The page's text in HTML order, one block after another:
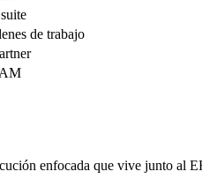
de trabajo
enfocada que vive junto al